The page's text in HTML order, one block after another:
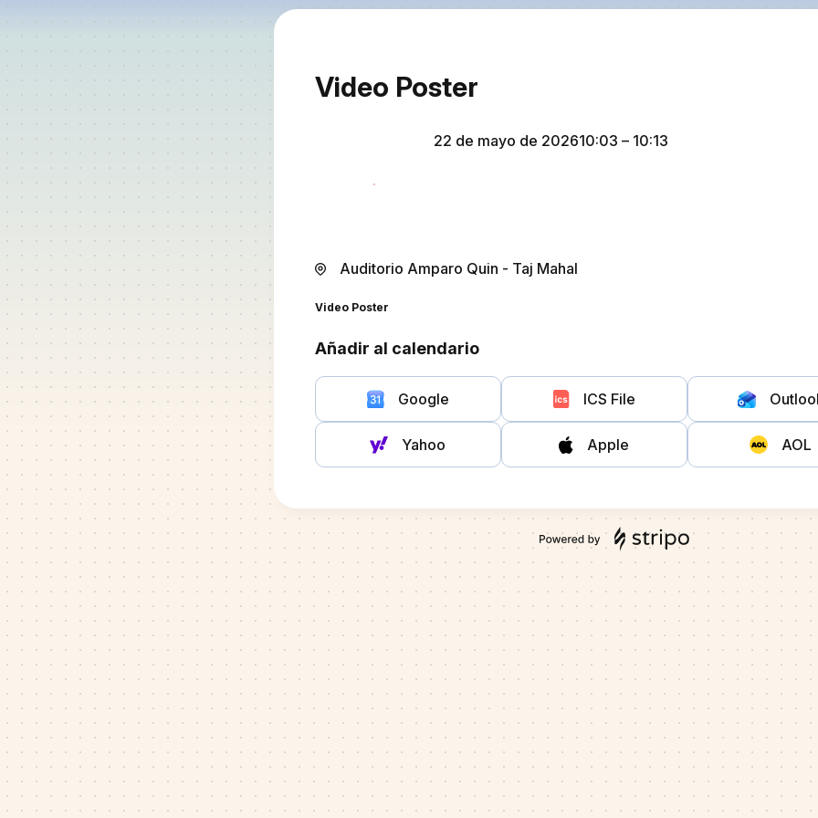
Video Poster
22 de mayo de 202610:03 – 10:13
Auditorio Amparo Quin - Taj Mahal
Video Poster
Añadir al calendario
Google ICS File
Yahoo Apple AOL